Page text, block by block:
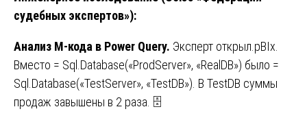
судебных экспертов»):
Анализ M-кода в Power Query. Эксперт открыл.pBIx.
Вместо = Sql.Database(«ProdServer», «RealDB») было =
Sql.Database(«TestServer», «TestDB»). В TestDB суммы
продаж завышены в 2 раза. 🗄️